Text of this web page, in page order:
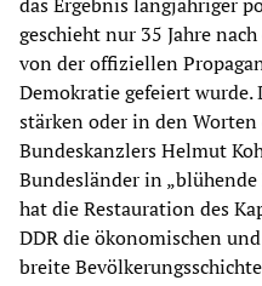
geschieht nur 35 Jahre
von der offiziellen
Demokratie gefeiert wurde.
stärken oder in den
Bundeskanzlers Helmut
Bundesländer in
hat die Restauration des
DDR die ökonomischen
breite